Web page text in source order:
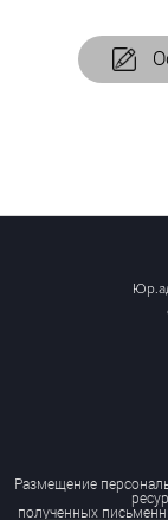
Размещение
полученных